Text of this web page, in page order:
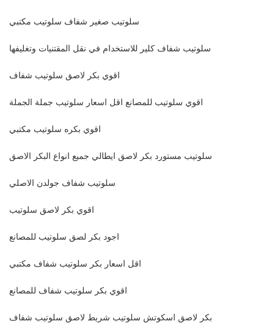
سلوتيب صغير شفاف سلوتيب مكتبي
سلوتيب شفاف كلير للاستخدام في نقل المقتنيات وتغليفها
اقوي بكر لاصق سلوتيب شفاف
اقوي سلوتيب للمصانع اقل اسعار سلوتيب جملة الجملة
اقوي بكره سلوتيب مكتبي
سلوتيب مستورد بكر لاصق ايطالي جميع انواع البكر الاصق
سلوتيب شفاف جولدن الاصلي
اقوي بكر لاصق سلوتيب
اجود بكر لصق سلوتيب للمصانع
اقل اسعار بكر سلوتيب شفاف مكتبي
اقوي بكر سلوتيب شفاف للمصانع
بكر لاصق اسكوتش سلوتيب شريط لاصق سلوتيب شفاف